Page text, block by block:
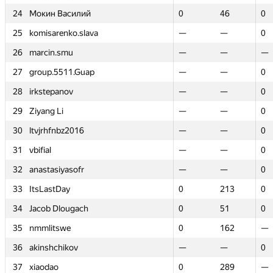
24
Мокин Василий 0 46
0
25
komisarenko.slava — —
0
26
marcin.smu — —
—
27
group.5511.Guap — —
0
28
irkstepanov — —
0
29
Ziyang Li — —
0
30
ltvjrhfnbz2016 — —
0
31
vbifial — —
0
32
anastasiyasofr — —
0
33
ItsLastDay 0 213
0
34
Jacob Dlougach 0 51
0
35
nmmlitswe 0 162
—
36
akinshchikov — —
0
37
xiaodao 0 289
—
24
Мокин Василий 0 46
0
25
komisarenko.slava — —
0
26
marcin.smu — —
—
27
group.5511.Guap — —
0
28
irkstepanov — —
0
29
Ziyang Li — —
0
30
ltvjrhfnbz2016 — —
0
31
vbifial — —
0
32
anastasiyasofr — —
0
33
ItsLastDay 0 213
0
34
Jacob Dlougach 0 51
0
35
nmmlitswe 0 162
—
36
akinshchikov — —
0
37
xiaodao 0 289
—